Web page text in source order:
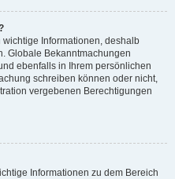
Informationen, deshalb
Globale Bekanntmachungen
ebenfalls in Ihrem persönlichen
schreiben können oder nicht,
vergebenen Berechtigungen
Informationen zu dem Bereich